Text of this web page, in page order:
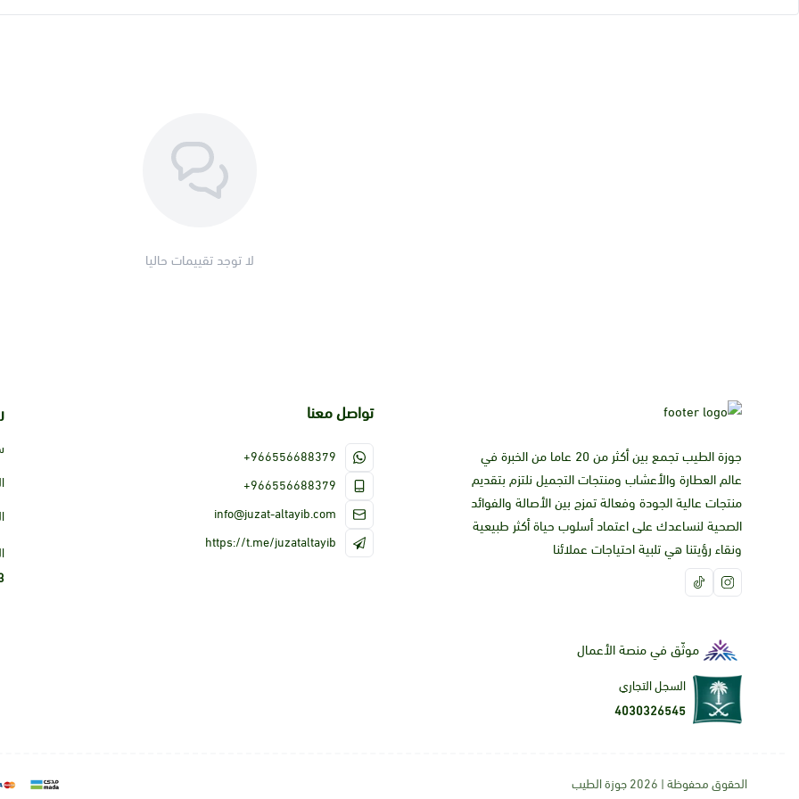
لا توجد تقييمات حاليا
جوزة الطيب تجمع بين أكثر من 20 عاما من الخبرة في
عالم العطارة والأعشاب ومنتجات التجميل نلتزم بتقديم
منتجات عالية الجودة وفعالة تمزج بين الأصالة والفوائد
الصحية لنساعدك على اعتماد أسلوب حياة أكثر طبيعية
ونقاء رؤيتنا هي تلبية احتياجات عملائنا
موثّق في منصة الأعمال
السجل التجاري
4030326545
تواصل معنا
+966556688379
+966556688379
info@juzat-altayib.com
https://t.me/juzataltayib
الحقوق محفوظة | 2026 جوزة الطيب